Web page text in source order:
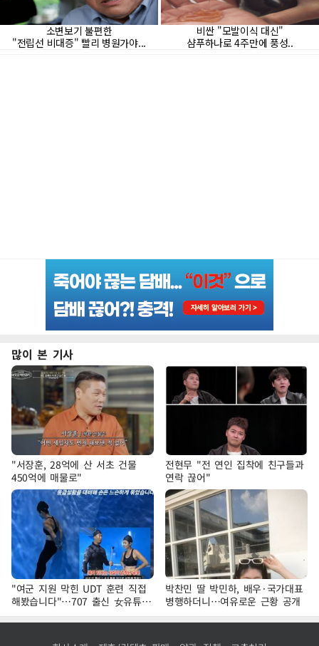
많이 본 기사
"서장훈, 28억에 산 서초 건물
450억에 매물로"
전현무 "전 연인 집착에 친구들과
연락 끊어"
"여군 지원 막힌 UDT 훈련 직접
해봤습니다"…707 출신 女유튜버
'완벽 소화'
박찬민 딸 박민하, 배우·국가대표
병행하더니…여유로운 근황 공개